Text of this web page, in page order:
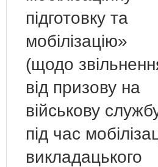
підготовку та
мобілізацію»
(щодо
від призову на
військову
під час
викладацького